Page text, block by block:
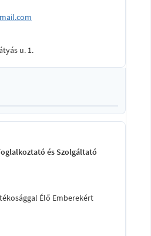
u. 1.
és Szolgáltató
Élő Emberekért